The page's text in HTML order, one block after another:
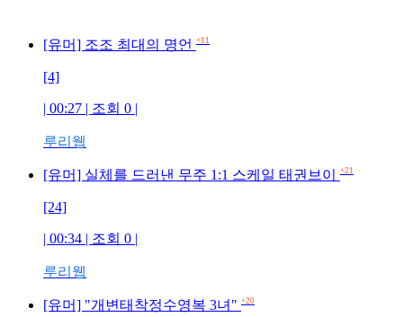
[유머] 조조 최대의 명언 +11
[4]
| 00:27 | 조회 0 |
루리웹
[유머] 실체를 드러낸 무주 1:1 스케일 태권브이 +21
[24]
| 00:34 | 조회 0 |
루리웹
[유머] "개변태착정수영복 3녀" +20